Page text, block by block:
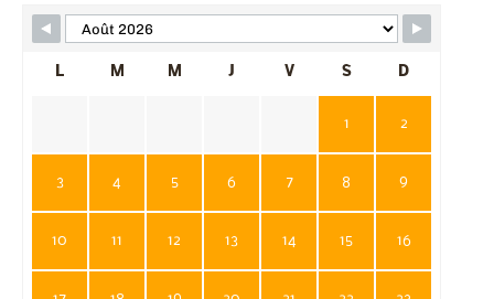
L M M J V S D
1 2
3 4 5 6 7 8 9
10 11 12 13 14 15 16